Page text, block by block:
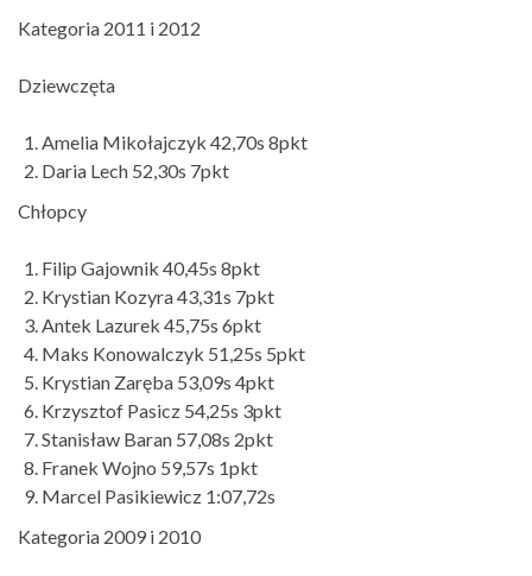
Kategoria 2011 i 2012
Dziewczęta
Amelia Mikołajczyk 42,70s 8pkt
Daria Lech 52,30s 7pkt
Chłopcy
Filip Gajownik 40,45s 8pkt
Krystian Kozyra 43,31s 7pkt
Antek Lazurek 45,75s 6pkt
Maks Konowalczyk 51,25s 5pkt
Krystian Zaręba 53,09s 4pkt
Krzysztof Pasicz 54,25s 3pkt
Stanisław Baran 57,08s 2pkt
Franek Wojno 59,57s 1pkt
Marcel Pasikiewicz 1:07,72s
Kategoria 2009 i 2010